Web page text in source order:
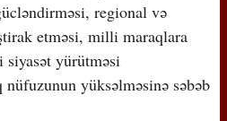
regional və
etməsi, milli maraqlara
siyasət yürütməsi
nüfuzunun yüksəlməsinə səbəb